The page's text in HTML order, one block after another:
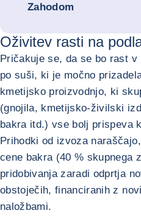
Zahodom
Oživitev rasti na
Pričakuje se, da se bo rast v
po suši, ki je močno
kmetijsko proizvodnjo, ki
(gnojila, kmetijsko-živilski
bakra itd.) vse bolj prispeva
Prihodki od izvoza
cene bakra (40 % skupnega
pridobivanja zaradi odprtja
obstoječih, financiranih z
naložbami.